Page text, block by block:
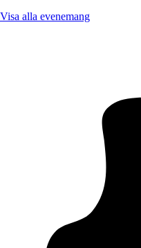
Visa alla evenemang